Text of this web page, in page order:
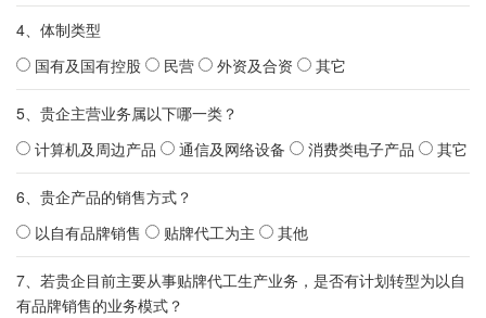
4、体制类型
国有及国有控股
民营 外资及合资 其它
5、贵企主营业务属以下哪一类？
计算机及周边产品
通信及网络设备 消费类电子产品 其它
6、贵企产品的销售方式？
以自有品牌销售
贴牌代工为主 其他
7、若贵企目前主要从事贴牌代工生产业务，是否有计划转型为以自
有品牌销售的业务模式？